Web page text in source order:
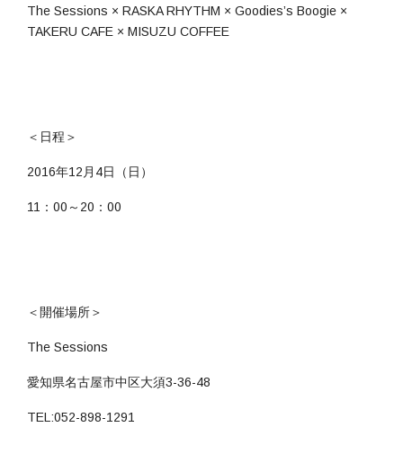
The Sessions × RASKA RHYTHM × Goodies’s Boogie ×
TAKERU CAFE × MISUZU COFFEE
＜日程＞
2016年12月4日（日）
11：00～20：00
＜開催場所＞
The Sessions
愛知県名古屋市中区大須3-36-48
TEL:052-898-1291